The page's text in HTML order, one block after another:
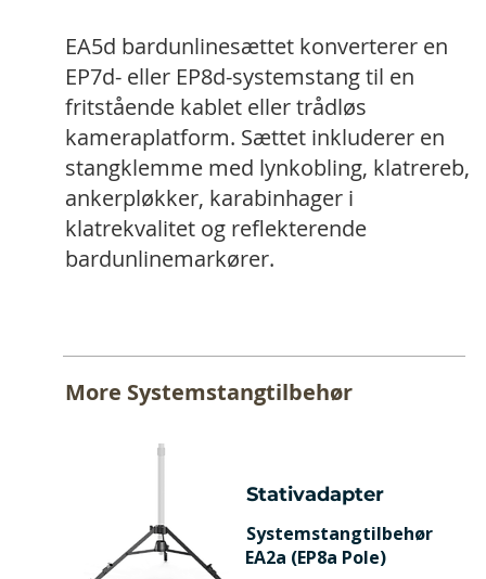
EA5d bardunlinesættet konverterer en
EP7d- eller EP8d-systemstang til en
fritstående kablet eller trådløs
kameraplatform. Sættet inkluderer en
stangklemme med lynkobling, klatrereb,
ankerpløkker, karabinhager i
klatrekvalitet og reflekterende
bardunlinemarkører.
More Systemstangtilbehør
Stativadapter
Systemstangtilbehør
EA2a (EP8a Pole)